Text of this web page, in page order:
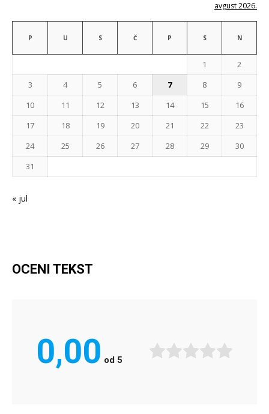
avgust 2026.
P U S Č P S N
1
2
3
4 5 6 7 8
9
10
11 12 13 14 15
16
17
18 19 20 21 22
23
24
25 26 27 28 29
30
31
« jul
OCENI TEKST
0,00 od 5